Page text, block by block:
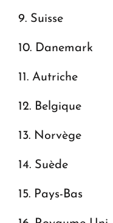
9. Suisse
10. Danemark
11. Autriche
12. Belgique
13. Norvège
14. Suède
15. Pays-Bas